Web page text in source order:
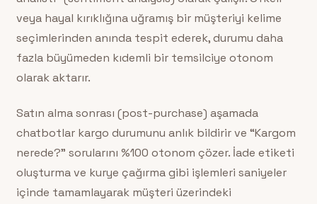
veya hayal kırıklığına uğramış bir müşteriyi kelime
seçimlerinden anında tespit ederek, durumu daha
fazla büyümeden kıdemli bir temsilciye otonom
olarak aktarır.
Satın alma sonrası (post-purchase) aşamada
chatbotlar kargo durumunu anlık bildirir ve “Kargom
nerede?” sorularını %100 otonom çözer. İade etiketi
oluşturma ve kurye çağırma gibi işlemleri saniyeler
içinde tamamlayarak müşteri üzerindeki